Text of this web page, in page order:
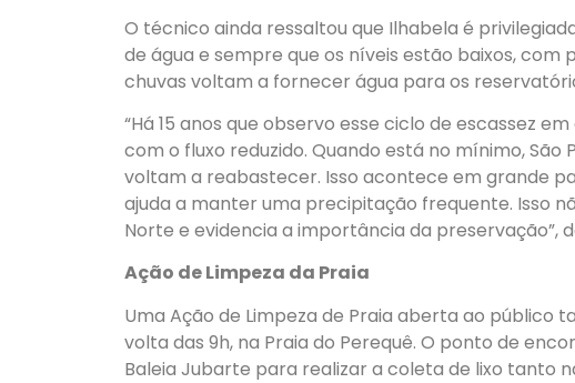
O técnico ainda ressaltou que Ilhabela é
de água e sempre que os níveis estão baixos, com
chuvas voltam a fornecer água para os
“Há 15 anos que observo esse ciclo de escassez
com o fluxo reduzido. Quando está no mínimo,
voltam a reabastecer. Isso acontece em grande
ajuda a manter uma precipitação frequente. Isso
Norte e evidencia a importância da preservação”,
Ação de Limpeza da Praia
Uma Ação de Limpeza de Praia aberta ao público
volta das 9h, na Praia do Perequê. O ponto de
Baleia Jubarte para realizar a coleta de lixo tanto